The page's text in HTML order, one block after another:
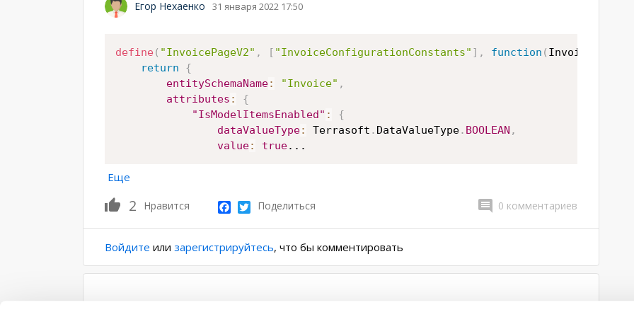
Егор Нехаенко 31 января 2022 17:50
define( "InvoicePageV2" , [ "InvoiceConfigurationConstants" ] , function (
return
{
entitySchemaName: "Invoice" ,
attributes :
{
"IsModelItemsEnabled" :
{
dataValueType: Terrasoft . DataValueType. BOOLEAN ,
value: true...
Еще
2 Нравится Facebook
Twitter
Поделиться 0 комментариев
Войдите или зарегистрируйтесь, что бы комментировать